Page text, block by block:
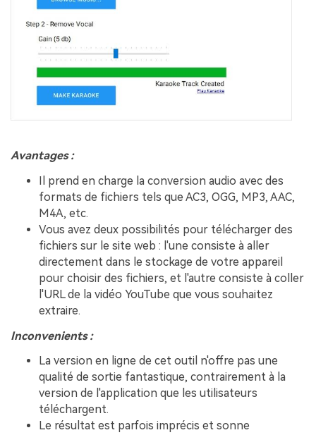
Avantages :
Il prend en charge la conversion audio avec des
formats de fichiers tels que AC3, OGG, MP3, AAC,
M4A, etc.
Vous avez deux possibilités pour télécharger des
fichiers sur le site web : l'une consiste à aller
directement dans le stockage de votre appareil
pour choisir des fichiers, et l'autre consiste à coller
l'URL de la vidéo YouTube que vous souhaitez
extraire.
Inconvenients :
La version en ligne de cet outil n'offre pas une
qualité de sortie fantastique, contrairement à la
version de l'application que les utilisateurs
téléchargent.
Le résultat est parfois imprécis et sonne